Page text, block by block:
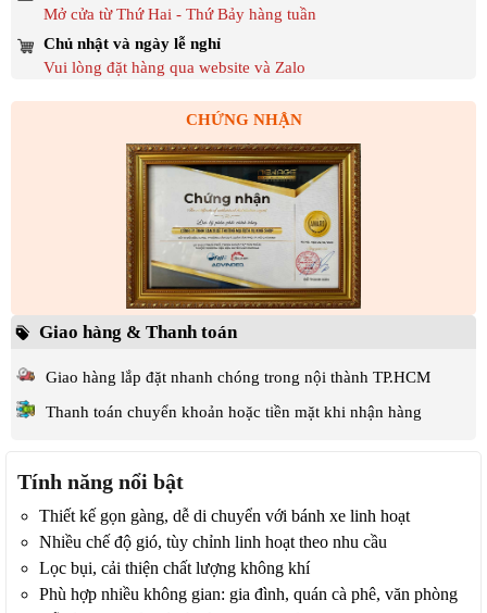
Mở cửa từ Thứ Hai - Thứ Bảy hàng tuần
Chủ nhật và ngày lễ nghỉ
Vui lòng đặt hàng qua website và Zalo
CHỨNG NHẬN
Giao hàng & Thanh toán
Giao hàng lắp đặt nhanh chóng trong nội thành TP.HCM
Thanh toán chuyển khoản hoặc tiền mặt khi nhận hàng
Tính năng nổi bật
Thiết kế gọn gàng, dễ di chuyển với bánh xe linh hoạt
Nhiều chế độ gió, tùy chỉnh linh hoạt theo nhu cầu
Lọc bụi, cải thiện chất lượng không khí
Phù hợp nhiều không gian: gia đình, quán cà phê, văn phòng